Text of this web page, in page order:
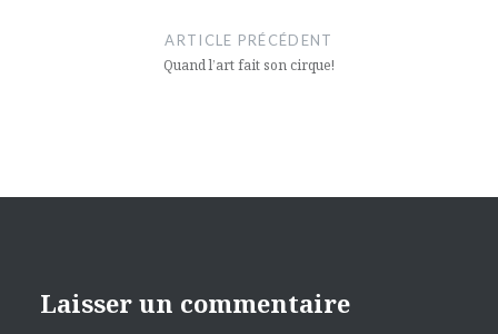
ARTICLE PRÉCÉDENT
Quand l’art fait son cirque!
Laisser un commentaire